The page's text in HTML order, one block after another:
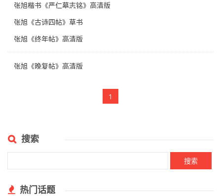
张旭楷书《严仁墓志铭》高清版
张旭《古诗四帖》草书
张旭《终年帖》高清版
张旭《晚复帖》高清版
1
搜索
热门话题